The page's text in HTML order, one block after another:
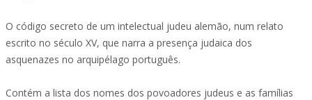
O código secreto de um intelectual judeu alemão, num relato
escrito no século XV, que narra a presença judaica dos
asquenazes no arquipélago português.
Contém a lista dos nomes dos povoadores judeus e as famílias